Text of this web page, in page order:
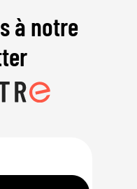
à notre